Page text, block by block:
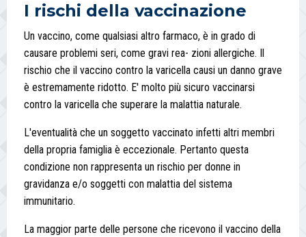
I rischi della vaccinazione
Un vaccino, come qualsiasi altro farmaco, è in grado di
causare problemi seri, come gravi rea- zioni allergiche. Il
rischio che il vaccino contro la varicella causi un danno grave
è estremamente ridotto. E' molto più sicuro vaccinarsi
contro la varicella che superare la malattia naturale.
L'eventualità che un soggetto vaccinato infetti altri membri
della propria famiglia è eccezionale. Pertanto questa
condizione non rappresenta un rischio per donne in
gravidanza e/o soggetti con malattia del sistema
immunitario.
La maggior parte delle persone che ricevono il vaccino della